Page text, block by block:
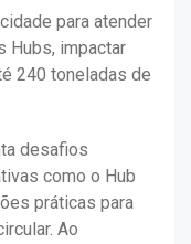
para atender
Hubs, impactar
240 toneladas de
desafios
como o Hub
práticas para
Ao